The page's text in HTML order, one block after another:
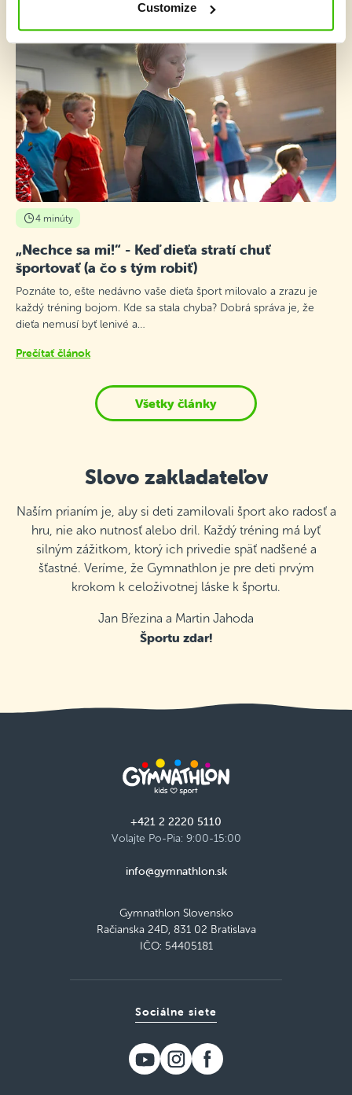
Customize
4 minúty
„Nechce sa mi!“ - Keď dieťa stratí chuť
športovať (a čo s tým robiť)
Poznáte to, ešte nedávno vaše dieťa šport milovalo a zrazu je
každý tréning bojom. Kde sa stala chyba? Dobrá správa je, že
dieťa nemusí byť lenivé a…
Prečítať článok
Všetky články
Slovo zakladateľov
Naším prianím je, aby si deti zamilovali šport ako radosť a
hru, nie ako nutnosť alebo dril. Každý tréning má byť
silným zážitkom, ktorý ich privedie späť nadšené a
šťastné. Veríme, že Gymnathlon je pre deti prvým
krokom k celoživotnej láske k športu.
Jan Březina a Martin Jahoda
Športu zdar!
+421 2 2220 5110
Volajte Po-Pia: 9:00-15:00
info@gymnathlon.sk
Gymnathlon Slovensko
Račianska 24D, 831 02 Bratislava
IČO: 54405181
Sociálne siete